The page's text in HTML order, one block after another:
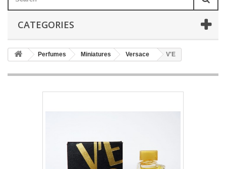
CATEGORIES
Perfumes Miniatures Versace V'E